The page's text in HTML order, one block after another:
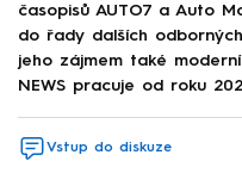
časopisů AUTO7 a Auto
do řady dalších
jeho zájmem také
NEWS pracuje od roku
Vstup do diskuze